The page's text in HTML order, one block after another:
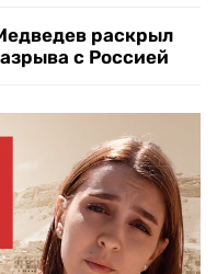
раскрыл
с Россией